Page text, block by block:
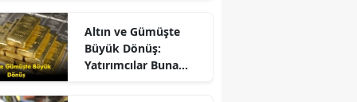
Altın ve Gümüşte
Büyük Dönüş:
Yatırımcılar Buna